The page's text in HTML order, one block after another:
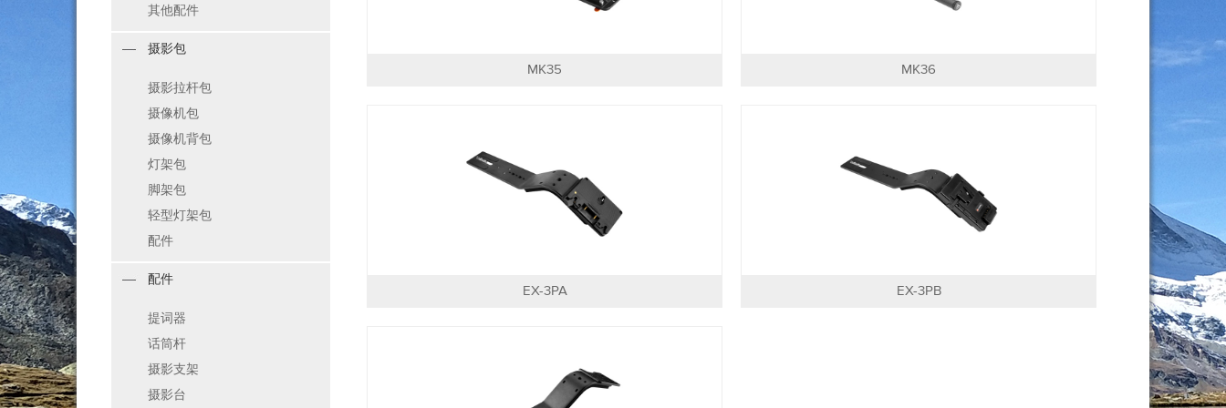
其他配件
摄影包
摄影拉杆包
摄像机包
摄像机背包
灯架包
脚架包
轻型灯架包
配件
配件
提词器
话筒杆
摄影支架
摄影台
MK35 MK36
EX-3PA EX-3PB